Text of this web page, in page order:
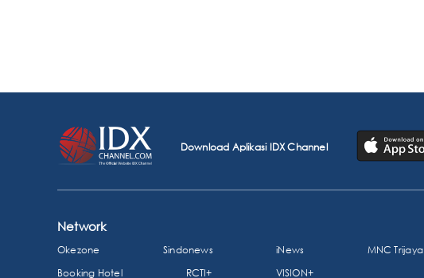
Download Aplikasi IDX Channel
Network
Okezone Sindonews iNews
MNC Trijaya
Booking Hotel
RCTI+ VISION+